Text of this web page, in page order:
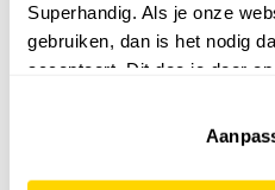
Superhandig. Als je onze
gebruiken, dan is het nodig
accepteert. Dit doe je door
website niet optimaal